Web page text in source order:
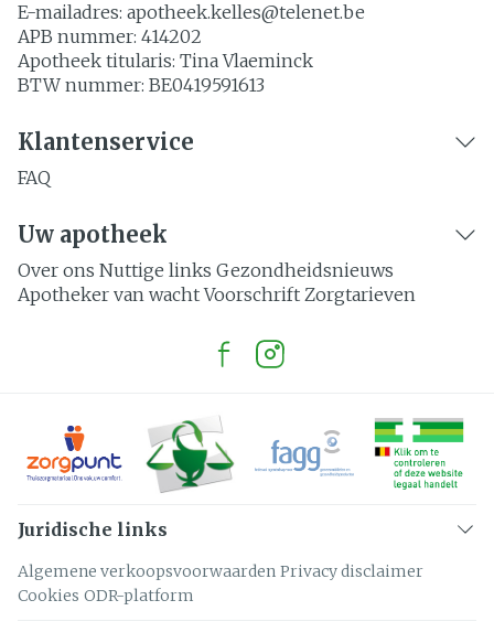
E-mailadres: apotheek.kelles@telenet.be
APB nummer: 414202
Apotheek titularis: Tina Vlaeminck
BTW nummer: BE0419591613
Klantenservice
FAQ
Uw apotheek
Over ons Nuttige links Gezondheidsnieuws
Apotheker van wacht Voorschrift Zorgtarieven
Juridische links
Algemene verkoopsvoorwaarden Privacy disclaimer
Cookies ODR-platform